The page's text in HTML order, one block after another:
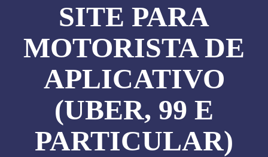
SITE PARA
MOTORISTA DE
APLICATIVO
(UBER, 99 E
PARTICULAR)